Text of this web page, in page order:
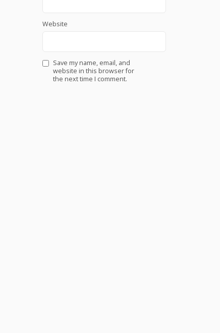
Website
Save my name, email, and
website in this browser for
the next time I comment.